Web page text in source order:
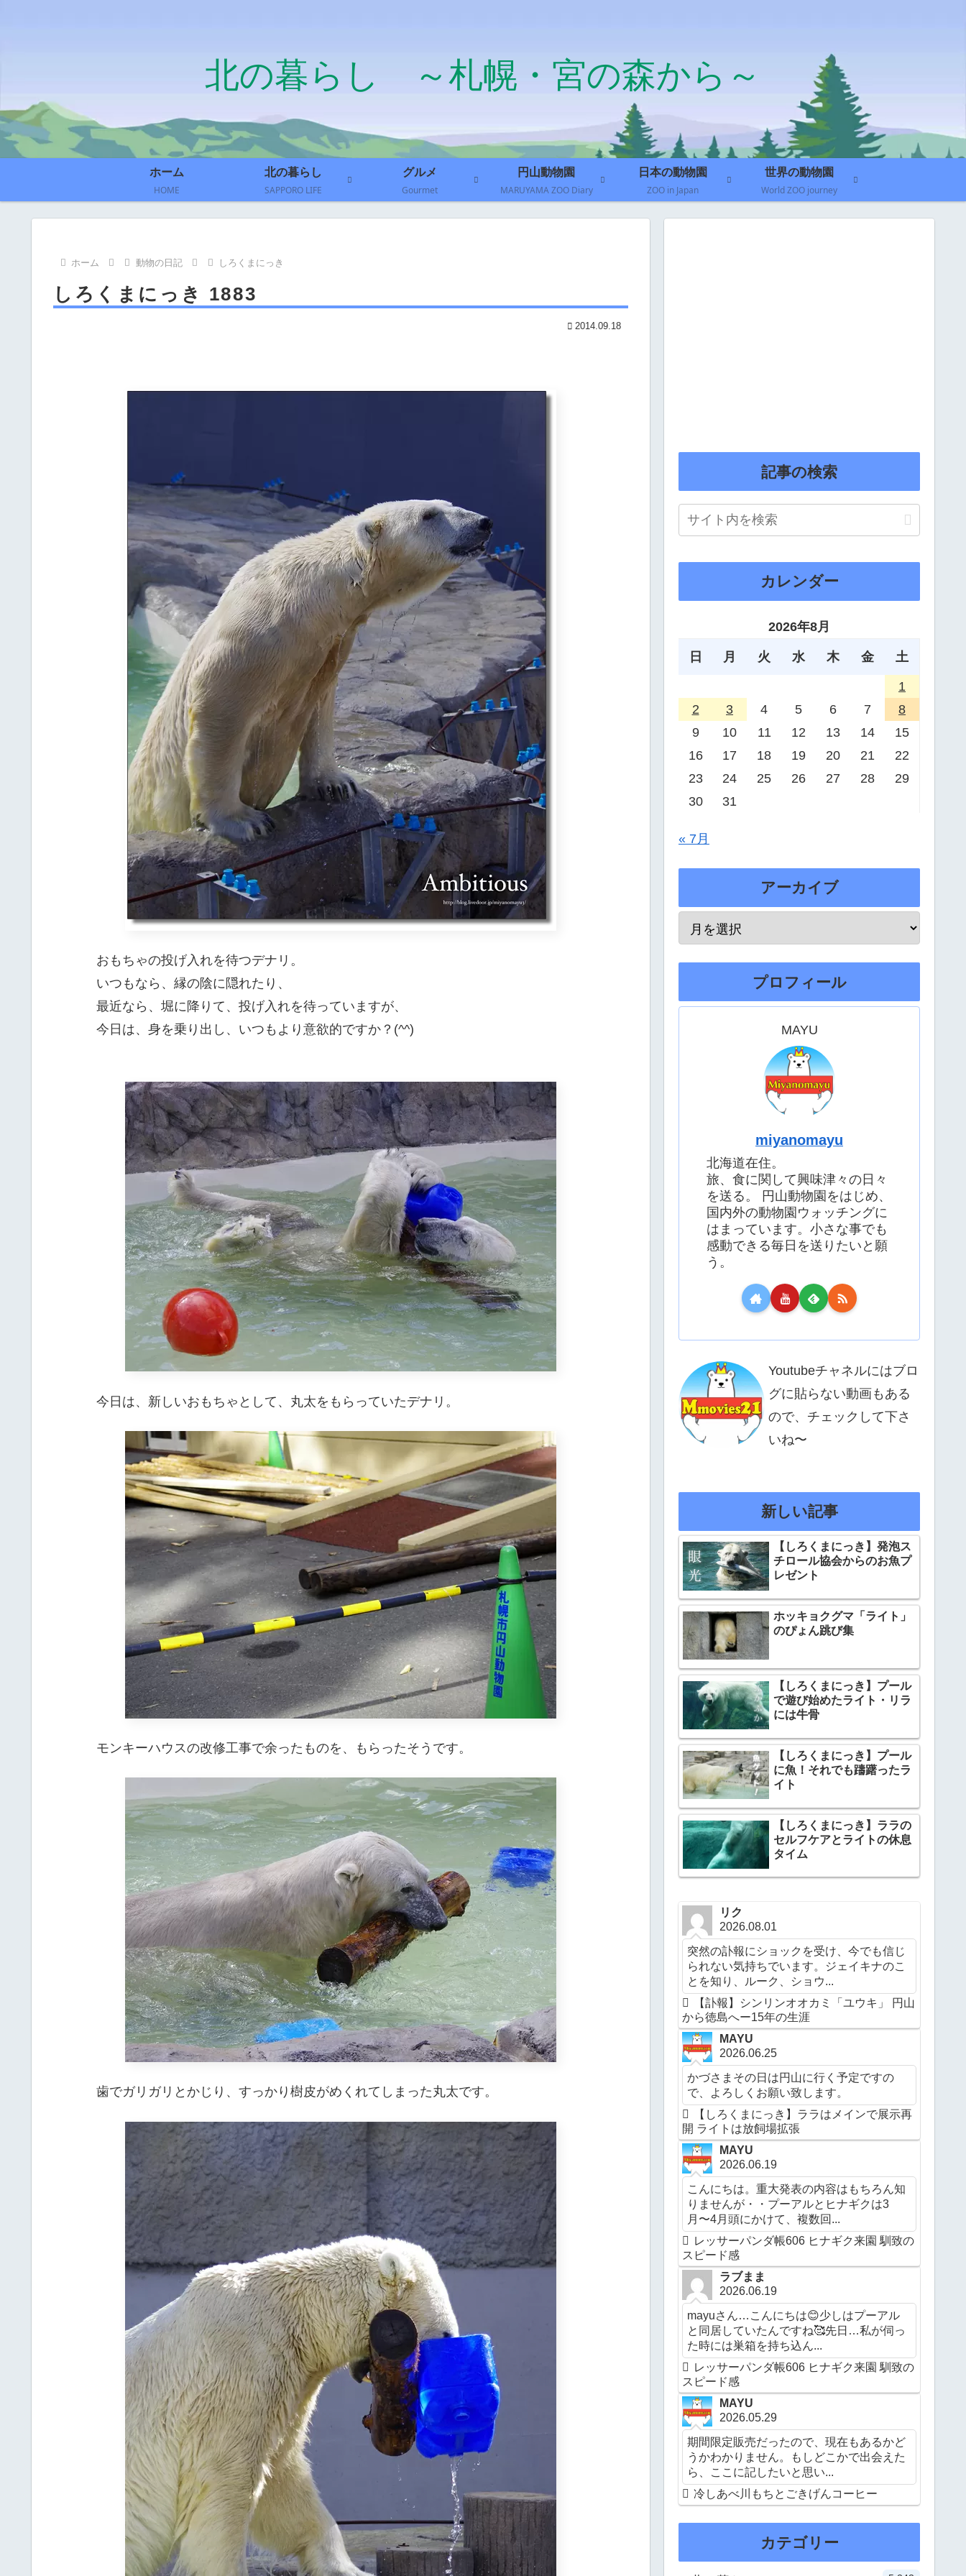
北の暮らし ～札幌・宮の森から～
ホーム
HOME
北の暮らし
SAPPORO LIFE
グルメ
Gourmet
円山動物園
MARUYAMA ZOO Diary
日本の動物園
ZOO in Japan
世界の動物園
World ZOO journey
ホーム 動物の日記 しろくまにっき
しろくまにっき 1883
2014.09.18
おもちゃの投げ入れを待つデナリ。
いつもなら、縁の陰に隠れたり、
最近なら、堀に降りて、投げ入れを待っていますが、
今日は、身を乗り出し、いつもより意欲的ですか？(^^)
今日は、新しいおもちゃとして、丸太をもらっていたデナリ。
モンキーハウスの改修工事で余ったものを、もらったそうです。
歯でガリガリとかじり、すっかり樹皮がめくれてしまった丸太です。
記事の検索
カレンダー
2026年8月
日 月 火 水 木 金 土
1
2
3 4 5 6 7
8
9
10 11 12 13 14
15
16
17 18 19 20 21
22
23
24 25 26 27 28
29
30
31
« 7月
アーカイブ
プロフィール
MAYU
miyanomayu
北海道在住。
旅、食に関して興味津々の日々
を送る。 円山動物園をはじめ、
国内外の動物園ウォッチングに
はまっています。小さな事でも
感動できる毎日を送りたいと願
う。
Youtubeチャネルにはブロ
グに貼らない動画もある
ので、チェックして下さ
いね〜
新しい記事
【しろくまにっき】発泡ス
チロール協会からのお魚プ
レゼント
ホッキョクグマ「ライト」
のぴょん跳び集
【しろくまにっき】プール
で遊び始めたライト・リラ
には牛骨
【しろくまにっき】プール
に魚！それでも躊躇ったラ
イト
【しろくまにっき】ララの
セルフケアとライトの休息
タイム
リク
2026.08.01
突然の訃報にショックを受け、今でも信じ
られない気持ちでいます。ジェイキナのこ
とを知り、ルーク、ショウ...
【訃報】シンリンオオカミ「ユウキ」 円山
から徳島へー15年の生涯
MAYU
2026.06.25
かづさまその日は円山に行く予定ですの
で、よろしくお願い致します。
【しろくまにっき】ララはメインで展示再
開 ライトは放飼場拡張
MAYU
2026.06.19
こんにちは。重大発表の内容はもちろん知
りませんが・・プーアルとヒナギクは3
月〜4月頭にかけて、複数回...
レッサーパンダ帳606 ヒナギク来園 馴致の
スピード感
ラブまま
2026.06.19
mayuさん…こんにちは😊少しはプーアル
と同居していたんですね🥰先日…私が伺っ
た時には巣箱を持ち込ん...
レッサーパンダ帳606 ヒナギク来園 馴致の
スピード感
MAYU
2026.05.29
期間限定販売だったので、現在もあるかど
うかわかりません。もしどこかで出会えた
ら、ここに記したいと思い...
冷しあべ川もちとごきげんコーヒー
カテゴリー